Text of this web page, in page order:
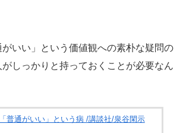
いい」という価値観への素朴な疑問の
しっかりと持っておくことが必要なん
「普通がいい」という病 /講談社/泉谷閑示